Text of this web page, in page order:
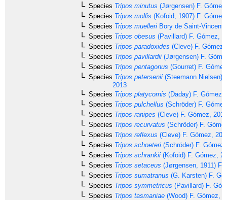
Species Tripos minutus (Jørgensen) F.
Species Tripos mollis (Kofoid, 1907) F.
Species Tripos muelleri Bory de Saint-Vincent,
Species Tripos obesus (Pavillard) F. Gómez,
Species Tripos paradoxides (Cleve) F. Gómez,
Species Tripos pavillardii (Jørgensen) F.
Species Tripos pentagonus (Gourret) F.
Species Tripos petersenii (Steemann Nielsen)
2013
Species Tripos platycornis (Daday) F. Gómez,
Species Tripos pulchellus (Schröder) F.
Species Tripos ranipes (Cleve) F. Gómez, 2013
Species Tripos recurvatus (Schröder) F.
Species Tripos reflexus (Cleve) F. Gómez,
Species Tripos schoeteri (Schröder) F.
Species Tripos schrankii (Kofoid) F. Gómez,
Species Tripos setaceus (Jørgensen, 1911) F.
Species Tripos sumatranus (G. Karsten) F.
Species Tripos symmetricus (Pavillard) F.
Species Tripos tasmaniae (Wood) F. Gómez,